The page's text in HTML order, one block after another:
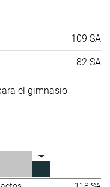
109 SA
82 SA
el gimnasio